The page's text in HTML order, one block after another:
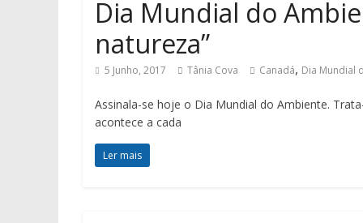
Dia Mundial do
natureza”
5 Junho, 2017 Tânia Cova Canadá, Dia Mundial
Assinala-se hoje o Dia Mundial do Ambiente.
acontece a cada
Ler mais